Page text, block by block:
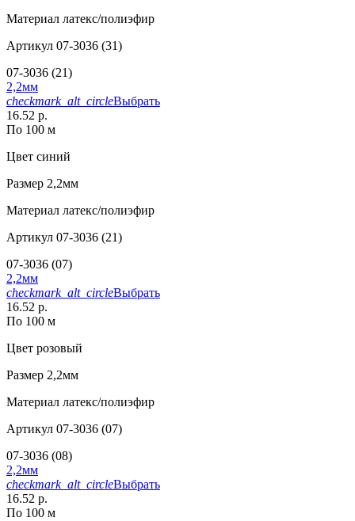
Материал латекс/полиэфир
Артикул 07-3036 (31)
07-3036 (21)
2,2мм
checkmark_alt_circleВыбрать
16.52 р.
По 100 м
Цвет синий
Размер 2,2мм
Материал латекс/полиэфир
Артикул 07-3036 (21)
07-3036 (07)
2,2мм
checkmark_alt_circleВыбрать
16.52 р.
По 100 м
Цвет розовый
Размер 2,2мм
Материал латекс/полиэфир
Артикул 07-3036 (07)
07-3036 (08)
2,2мм
checkmark_alt_circleВыбрать
16.52 р.
По 100 м